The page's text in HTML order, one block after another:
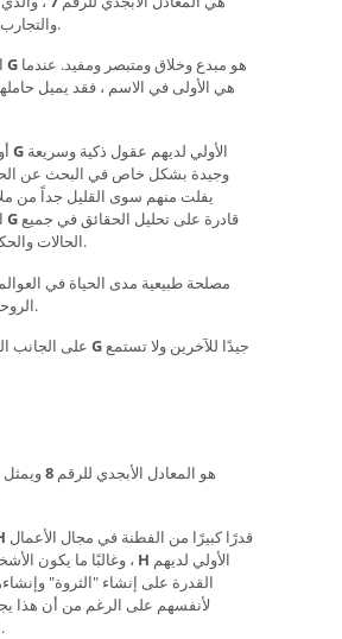
والتجارب الروحية والدينية.
G
G
وجيدة بشكل خاص في البحث عن
يفلت منهم سوى القليل جداً من
G
الحالات والحكم عليها وتمييزها.
الروحية و / أو النفسية.
G
هو المعادل الأبجدي للرقم 8ويمثل
H
القدرة على إنشاء "الثروة"
لأنفسهم على الرغم من أن هذا
التواضع والنزاهة.